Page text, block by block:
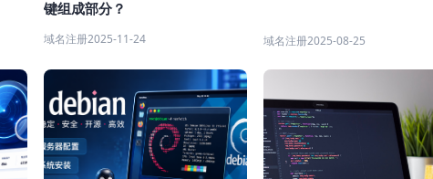
键组成部分？
域名注册2025-11-24 域名注册2025-08-25